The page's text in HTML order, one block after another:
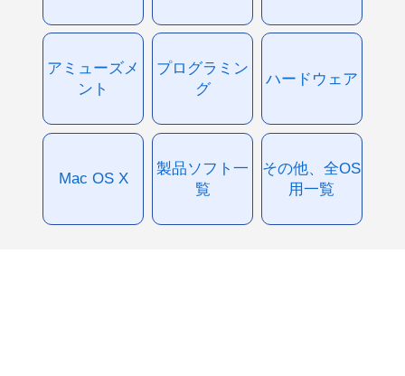
アミューズメ
ント
プログラミン
グ
ハードウェア
Mac OS X
製品ソフト一
覧
その他、全OS
用一覧